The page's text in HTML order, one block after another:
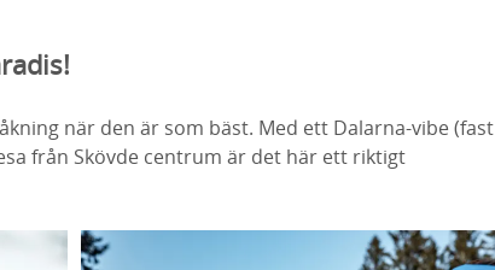
när den är som bäst. Med ett Dalarna-vibe (fast
från Skövde centrum är det här ett riktigt